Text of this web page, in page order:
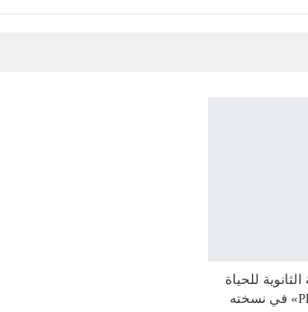
للحياة
الجامعية عبر برنامج «PRE» في نسخته